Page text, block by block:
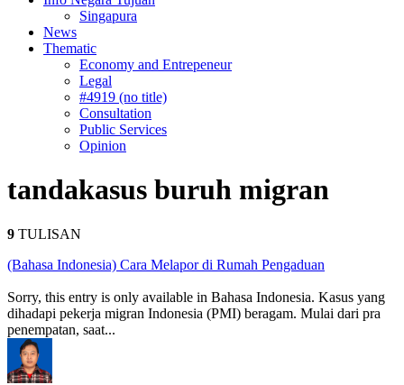
Singapura
News
Thematic
Economy and Entrepeneur
Legal
#4919 (no title)
Consultation
Public Services
Opinion
tandakasus buruh migran
9 TULISAN
(Bahasa Indonesia) Cara Melapor di Rumah Pengaduan
Sorry, this entry is only available in Bahasa Indonesia. Kasus yang
dihadapi pekerja migran Indonesia (PMI) beragam. Mulai dari pra
penempatan, saat...